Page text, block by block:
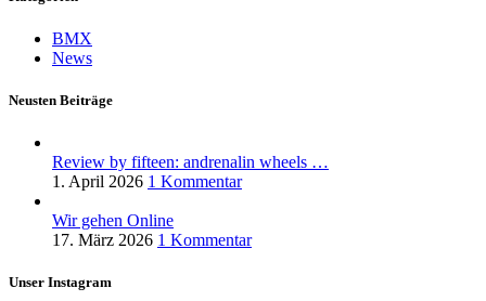
BMX
News
Neusten Beiträge
Review by fifteen: andrenalin wheels …
1. April 2026 1 Kommentar
Wir gehen Online
17. März 2026 1 Kommentar
Unser Instagram